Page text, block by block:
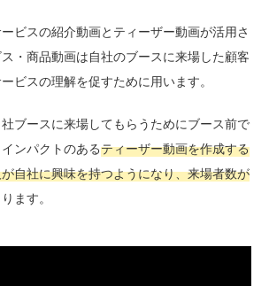
ビスの紹介動画とティーザー動画が活用さ
・商品動画は自社のブースに来場した顧客
ビスの理解を促すために用います。
ブースに来場してもらうためにブース前で
ンパクトのあるティーザー動画を作成する
自社に興味を持つようになり、来場者数が
ます。